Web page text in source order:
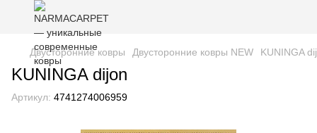
Двусторонние ковры Двусторонние ковры NEW KUNINGA
KUNINGA dijon
Артикул: 4741274006959